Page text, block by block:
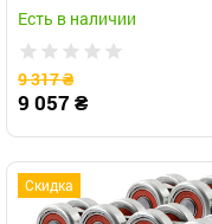
Есть в наличии
9 317 ₴
9 057 ₴
Скидка